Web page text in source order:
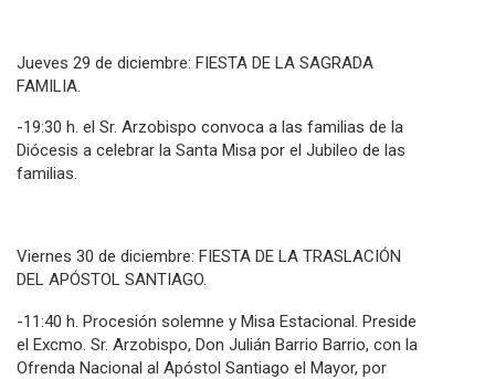
Jueves 29 de diciembre: FIESTA DE LA SAGRADA
FAMILIA.
-19:30 h. el Sr. Arzobispo convoca a las familias de la
Diócesis a celebrar la Santa Misa por el Jubileo de las
familias.
Viernes 30 de diciembre: FIESTA DE LA TRASLACIÓN
DEL APÓSTOL SANTIAGO.
-11:40 h. Procesión solemne y Misa Estacional. Preside
el Excmo. Sr. Arzobispo, Don Julián Barrio Barrio, con la
Ofrenda Nacional al Apóstol Santiago el Mayor, por